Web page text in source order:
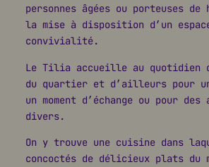
personnes âgées ou porteuses de
la mise à disposition d’un
convivialité.
Le Tilia accueille au quotidien
du quartier et d’ailleurs pour
un moment d’échange ou pour
divers.
On y trouve une cuisine dans
concoctés de délicieux plats du